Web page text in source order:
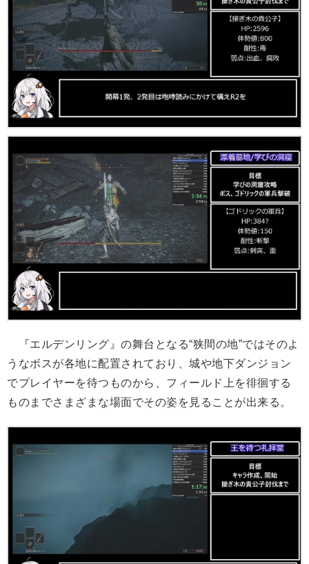
『エルデンリング』の舞台となる“狭間の地”ではそのよ
うなボスが各地に配置されており、城や地下ダンジョン
でプレイヤーを待つものから、フィールド上を徘徊する
ものまでさまざまな場面でその姿を見ることが出来る。